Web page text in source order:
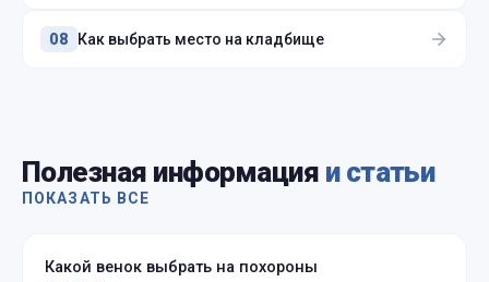
08 Как выбрать место на кладбище
Полезная информация и статьи
ПОКАЗАТЬ ВСЕ
Какой венок выбрать на похороны